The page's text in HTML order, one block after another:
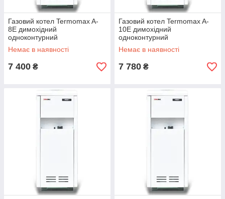
Газовий котел Termomax A-
8E димохідний
одноконтурний
Немає в наявності
7 400 ₴
Газовий котел Termomax A-
10E димохідний
одноконтурний
Немає в наявності
7 780 ₴